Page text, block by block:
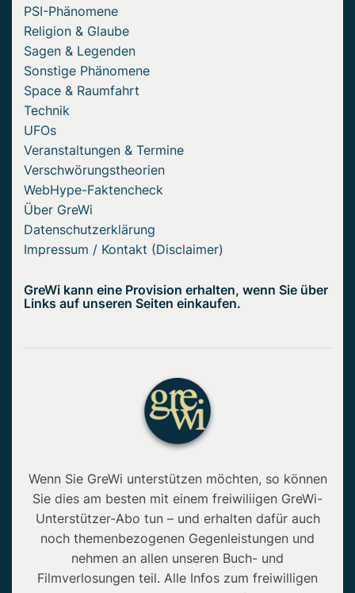
PSI-Phänomene
Religion & Glaube
Sagen & Legenden
Sonstige Phänomene
Space & Raumfahrt
Technik
UFOs
Veranstaltungen & Termine
Verschwörungstheorien
WebHype-Faktencheck
Über GreWi
Datenschutzerklärung
Impressum / Kontakt (Disclaimer)
GreWi kann eine Provision erhalten, wenn Sie über
Links auf unseren Seiten einkaufen.
Wenn Sie GreWi unterstützen möchten, so können
Sie dies am besten mit einem freiwiliigen GreWi-
Unterstützer-Abo tun – und erhalten dafür auch
noch themenbezogenen Gegenleistungen und
nehmen an allen unseren Buch- und
Filmverlosungen teil. Alle Infos zum freiwilligen